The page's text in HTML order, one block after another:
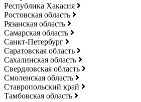
Республика Хакасия
Ростовская область
Рязанская область
Самарская область
Санкт-Петербург
Саратовская область
Сахалинская область
Свердловская область
Смоленская область
Ставропольский край
Тамбовская область